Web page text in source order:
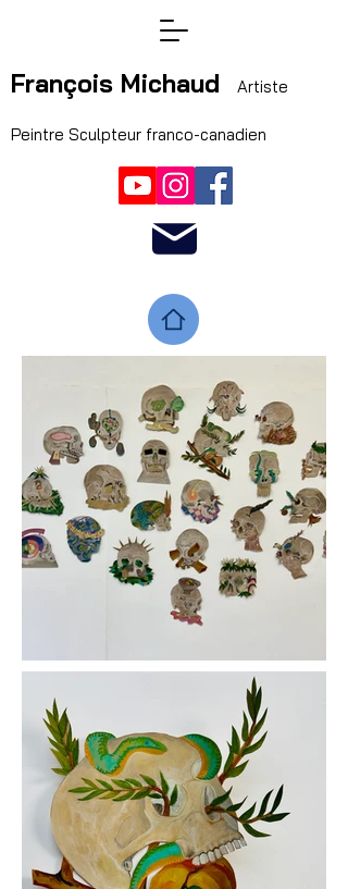
François Michaud Artiste
Peintre Sculpteur franco-canadien